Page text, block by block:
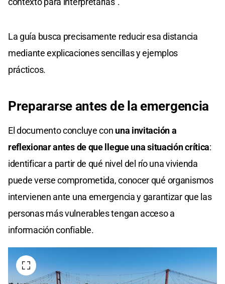
La guía busca precisamente reducir esa distancia
mediante explicaciones sencillas y ejemplos
prácticos.
Prepararse antes de la emergencia
El documento concluye con una invitación a
reflexionar antes de que llegue una situación crítica:
identificar a partir de qué nivel del río una vivienda
puede verse comprometida, conocer qué organismos
intervienen ante una emergencia y garantizar que las
personas más vulnerables tengan acceso a
información confiable.